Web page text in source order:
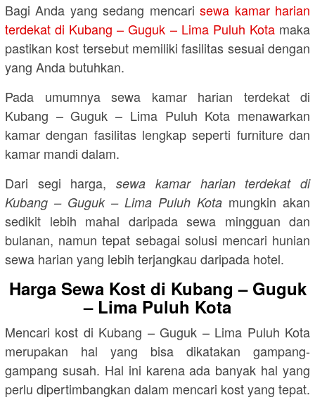
Bagi Anda yang sedang mencarisewa kamar harian
terdekat di Kubang – Guguk – Lima Puluh Kotamaka
pastikan kost tersebut memiliki fasilitas sesuai dengan
yang Anda butuhkan.
Pada umumnya sewa kamar harian terdekat di
Kubang – Guguk – Lima Puluh Kota menawarkan
kamar dengan fasilitas lengkap seperti furniture dan
kamar mandi dalam.
Dari segi harga,sewa kamar harian terdekat di
Kubang – Guguk – Lima Puluh Kota mungkin akan
sedikit lebih mahal daripada sewa mingguan dan
bulanan, namun tepat sebagai solusi mencari hunian
sewa harian yang lebih terjangkau daripada hotel.
Harga Sewa Kost di Kubang – Guguk
– Lima Puluh Kota
Mencari kost di Kubang – Guguk – Lima Puluh Kota
merupakan hal yang bisa dikatakan gampang-
gampang susah. Hal ini karena ada banyak hal yang
perlu dipertimbangkan dalam mencari kost yang tepat.